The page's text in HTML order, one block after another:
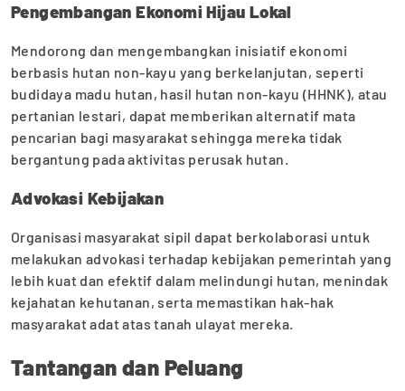
Pengembangan Ekonomi Hijau Lokal
Mendorong dan mengembangkan inisiatif ekonomi
berbasis hutan non-kayu yang berkelanjutan, seperti
budidaya madu hutan, hasil hutan non-kayu (HHNK), atau
pertanian lestari, dapat memberikan alternatif mata
pencarian bagi masyarakat sehingga mereka tidak
bergantung pada aktivitas perusak hutan.
Advokasi Kebijakan
Organisasi masyarakat sipil dapat berkolaborasi untuk
melakukan advokasi terhadap kebijakan pemerintah yang
lebih kuat dan efektif dalam melindungi hutan, menindak
kejahatan kehutanan, serta memastikan hak-hak
masyarakat adat atas tanah ulayat mereka.
Tantangan dan Peluang